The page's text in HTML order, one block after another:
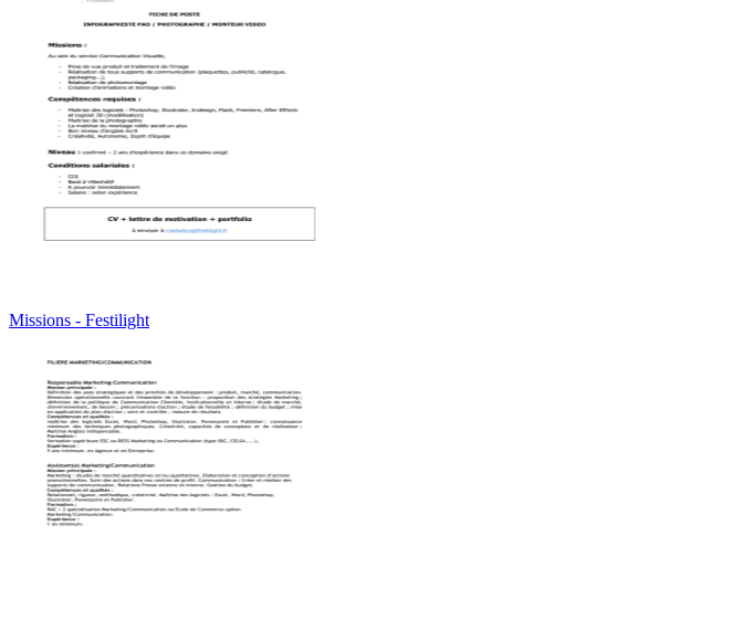
Missions - Festilight